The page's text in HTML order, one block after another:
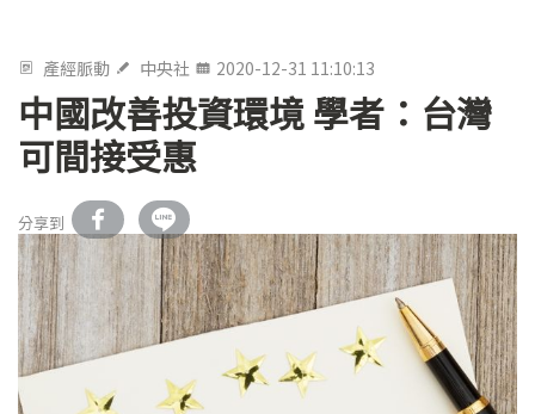
產經脈動 中央社 2020-12-31 11:10:13
中國改善投資環境 學者：台灣
可間接受惠
分享到